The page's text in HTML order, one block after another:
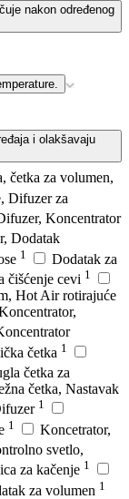
nakon određenog
i olakšavaju
četka za volumen,
Difuzer za
Koncentrator
Dodatak
1
Dodatak za
čišćenje cevi 1
Hot Air rotirajuće
četka 1
četka za
četka, Nastavak
1
1
Koncetrator,
svetlo,
za kačenje 1
za volumen 1